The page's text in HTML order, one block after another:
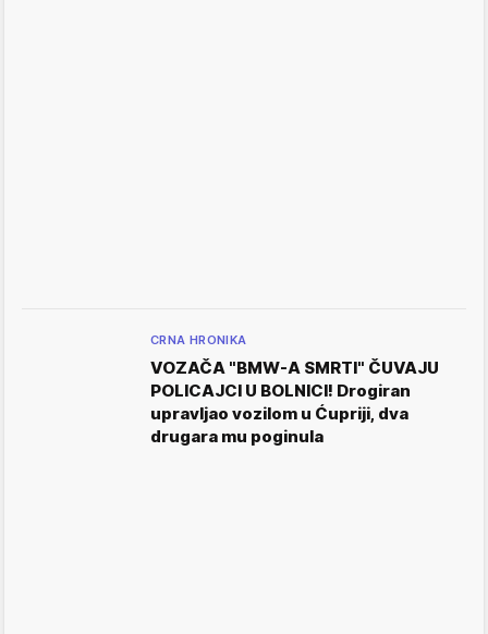
CRNA HRONIKA
VOZAČA "BMW-A SMRTI" ČUVAJU
POLICAJCI U BOLNICI! Drogiran
upravljao vozilom u Ćupriji, dva
drugara mu poginula